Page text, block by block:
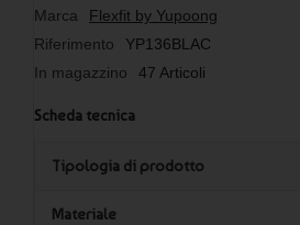
Marca
Flexfit by Yupoong
Riferimento
YP136BLAC
In magazzino
47 Articoli
Scheda tecnica
Tipologia di prodotto
Materiale